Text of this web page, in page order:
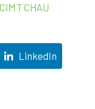
CHAU
LinkedIn